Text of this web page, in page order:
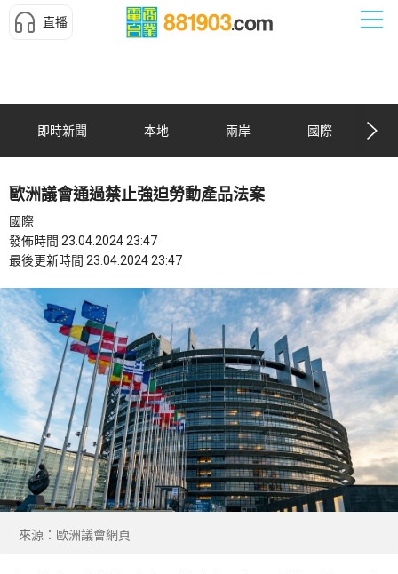
直播
即時新聞 本地 兩岸 國際
歐洲議會通過禁止強迫勞動產品法案
國際
發佈時間 23.04.2024 23:47
最後更新時間 23.04.2024 23:47
來源：歐洲議會網頁